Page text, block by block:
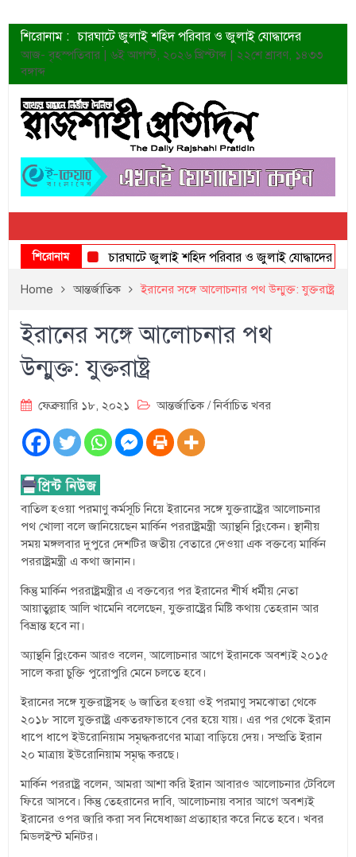
শিরোনাম : চারঘাটে জুলাই শহিদ পরিবার ও জুলাই যোদ্ধাদের
সংবর্ধনা
ত্বক ভালো রাখতে যে ৫ কাজ করবেন
জুলাই স্মৃতি জাদুঘরের দুয়ার খুলেছে উদ্বোধন করলেন
প্রধানমন্ত্রী
শাহরুখের নতুন সিনেমার লুক
কোয়ার্টার ফাইনালে নেইমারের দুর্দান্ত অ্যাসিস্টে সান্তোস
ডেনিস লিয়ামিন রাশিয়ার ড্রোন বাহিনীর প্রধান হলেন
জুলাই শহিদদের আত্মত্যাগ জাতি চিরকাল শ্রদ্ধার সাথে
স্মরণ করবে: ভূমিমন্ত্রী
আজ- বৃহস্পতিবার | ৬ই আগস্ট, ২০২৬ খ্রিস্টাব্দ | ২২শে শ্রাবণ, ১৪৩৩
বঙ্গাব্দ
শিরোনাম চারঘাটে জুলাই শহিদ পরিবার ও জুলাই যোদ্ধাদের সংবর্ধনা
Home আন্তর্জাতিক ইরানের সঙ্গে আলোচনার পথ উন্মুক্ত: যুক্তরাষ্ট্র
ইরানের সঙ্গে আলোচনার পথ
উন্মুক্ত: যুক্তরাষ্ট্র
ফেব্রুয়ারি ১৮, ২০২১ আন্তর্জাতিক/নির্বাচিত খবর
বাতিল হওয়া পরমাণু কর্মসূচি নিয়ে ইরানের সঙ্গে যুক্তরাষ্ট্রের আলোচনার
পথ খোলা বলে জানিয়েছেন মার্কিন পররাষ্ট্রমন্ত্রী অ্যান্থনি ব্লিংকেন। স্থানীয়
সময় মঙ্গলবার দুপুরে দেশটির জতীয় বেতারে দেওয়া এক বক্তব্যে মার্কিন
পররাষ্ট্রমন্ত্রী এ কথা জানান।
কিন্তু মার্কিন পররাষ্ট্রমন্ত্রীর এ বক্তব্যের পর ইরানের শীর্ষ ধর্মীয় নেতা
আয়াতুল্লাহ আলি খামেনি বলেছেন, যুক্তরাষ্ট্রের মিষ্টি কথায় তেহরান আর
বিভ্রান্ত হবে না।
অ্যান্থনি ব্লিংকেন আরও বলেন, আলোচনার আগে ইরানকে অবশ্যই ২০১৫
সালে করা চুক্তি পুরোপুরি মেনে চলতে হবে।
ইরানের সঙ্গে যুক্তরাষ্ট্রসহ ৬ জাতির হওয়া ওই পরমাণু সমঝোতা থেকে
২০১৮ সালে যুক্তরাষ্ট্র একতরফাভাবে বের হয়ে যায়। এর পর থেকে ইরান
ধাপে ধাপে ইউরোনিয়াম সমৃদ্ধকরণের মাত্রা বাড়িয়ে দেয়। সম্প্রতি ইরান
২০ মাত্রায় ইউরোনিয়াম সমৃদ্ধ করছে।
মার্কিন পররাষ্ট্র বলেন, আমরা আশা করি ইরান আবারও আলোচনার টেবিলে
ফিরে আসবে। কিন্তু তেহরানের দাবি, আলোচনায় বসার আগে অবশ্যই
ইরানের ওপর জারি করা সব নিষেধাজ্ঞা প্রত্যাহার করে নিতে হবে। খবর
মিডলইস্ট মনিটর।